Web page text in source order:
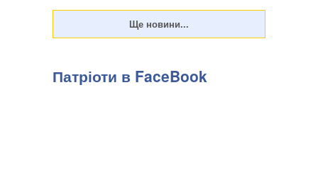
Патріоти в FaceBook